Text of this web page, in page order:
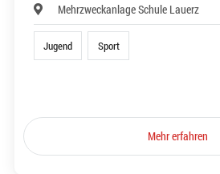
Mehrzweckanlage Schule Lauerz
Jugend Sport
Mehr erfahren